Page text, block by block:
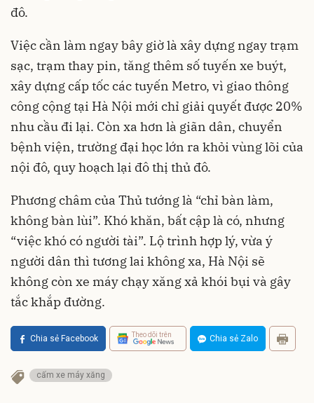
đô.
Việc cần làm ngay bây giờ là xây dựng ngay trạm
sạc, trạm thay pin, tăng thêm số tuyến xe buýt,
xây dựng cấp tốc các tuyến Metro, vì giao thông
công cộng tại Hà Nội mới chỉ giải quyết được 20%
nhu cầu đi lại. Còn xa hơn là giãn dân, chuyển
bệnh viện, trường đại học lớn ra khỏi vùng lõi của
nội đô, quy hoạch lại đô thị thủ đô.
Phương châm của Thủ tướng là “chỉ bàn làm,
không bàn lùi”. Khó khăn, bất cập là có, nhưng
“việc khó có người tài”. Lộ trình hợp lý, vừa ý
người dân thì tương lai không xa, Hà Nội sẽ
không còn xe máy chạy xăng xả khói bụi và gây
tắc khắp đường.
Chia sẻ Facebook Theo dõi trên Chia sẻ Zalo
cấm xe máy xăng